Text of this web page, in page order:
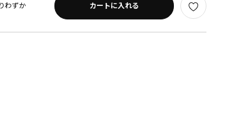
わずか カートに入れる